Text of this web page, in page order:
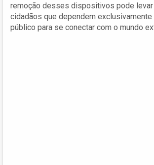
remoção desses dispositivos pode levar
cidadãos que dependem
público para se conectar com o mundo